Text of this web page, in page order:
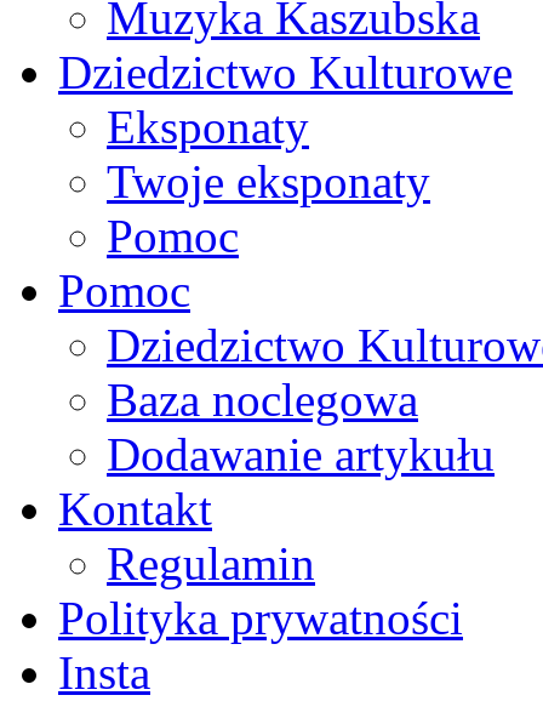
Muzyka Kaszubska
Dziedzictwo Kulturowe
Eksponaty
Twoje eksponaty
Pomoc
Pomoc
Dziedzictwo
Baza noclegowa
Dodawanie artykułu
Kontakt
Regulamin
Polityka prywatności
Insta